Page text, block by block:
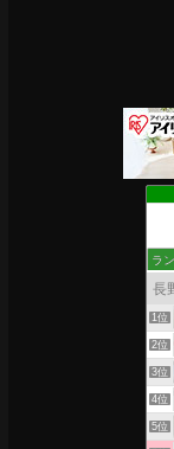
ラ
1位
2位
3位
4位
5位